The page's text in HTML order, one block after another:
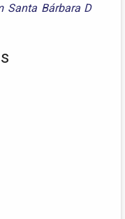
Santa Bárbara D